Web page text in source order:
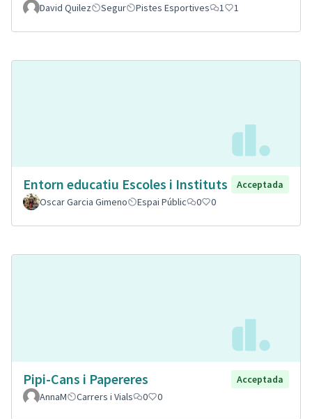
David Quilez Segur Pistes Esportives 1 1
Entorn educatiu Escoles i Instituts
Acceptada
Oscar Garcia Gimeno
Espai Públic 0 0
Pipi-Cans i Papereres
Acceptada
AnnaM
Carrers i Vials 0 0